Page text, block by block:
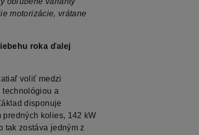
motorizácie, vrátane
roka ďalej
voliť medzi
technológiou a
disponuje
predných kolies, 142 kW
tak zostáva jedným z